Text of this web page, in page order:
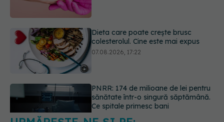
PNRR: 174 de milioane de lei pentru
sănătate într-o singură săptămână.
Ce spune culoarea ta preferată
despre vârsta pe care o ai. Care
este "codul cromatic" al generațiilor
URMĂREȘTE-NE ȘI PE: